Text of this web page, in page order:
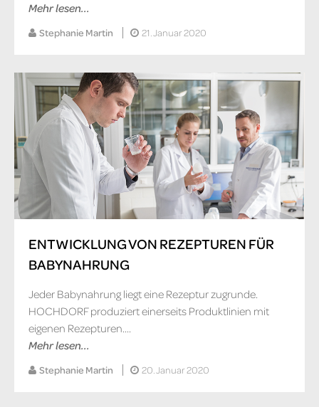
Mehr lesen...
Stephanie Martin 21. Januar 2020
ENTWICKLUNG VON REZEPTUREN FÜR
BABYNAHRUNG
Jeder Babynahrung liegt eine Rezeptur zugrunde.
HOCHDORF produziert einerseits Produktlinien mit
eigenen Rezepturen....
Mehr lesen...
Stephanie Martin 20. Januar 2020